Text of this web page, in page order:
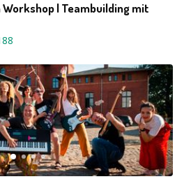
| Teambuilding mit